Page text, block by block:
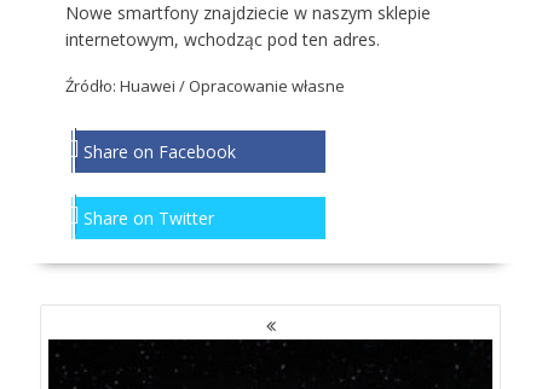
Nowe smartfony znajdziecie w naszym sklepie
internetowym, wchodząc pod ten adres.
Źródło: Huawei / Opracowanie własne
Share on Facebook
Share on Twitter
NAWIGACJA
WPISACH